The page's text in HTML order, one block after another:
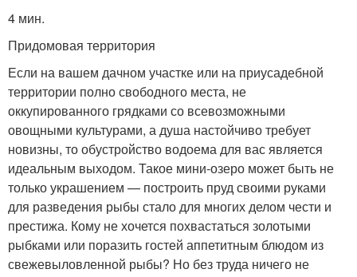
4 мин.
Придомовая территория
Если на вашем дачном участке или на приусадебной
территории полно свободного места, не
оккупированного грядками со всевозможными
овощными культурами, а душа настойчиво требует
новизны, то обустройство водоема для вас является
идеальным выходом. Такое мини-озеро может быть не
только украшением — построить пруд своими руками
для разведения рыбы стало для многих делом чести и
престижа. Кому не хочется похвастаться золотыми
рыбками или поразить гостей аппетитным блюдом из
свежевыловленной рыбы? Но без труда ничего не